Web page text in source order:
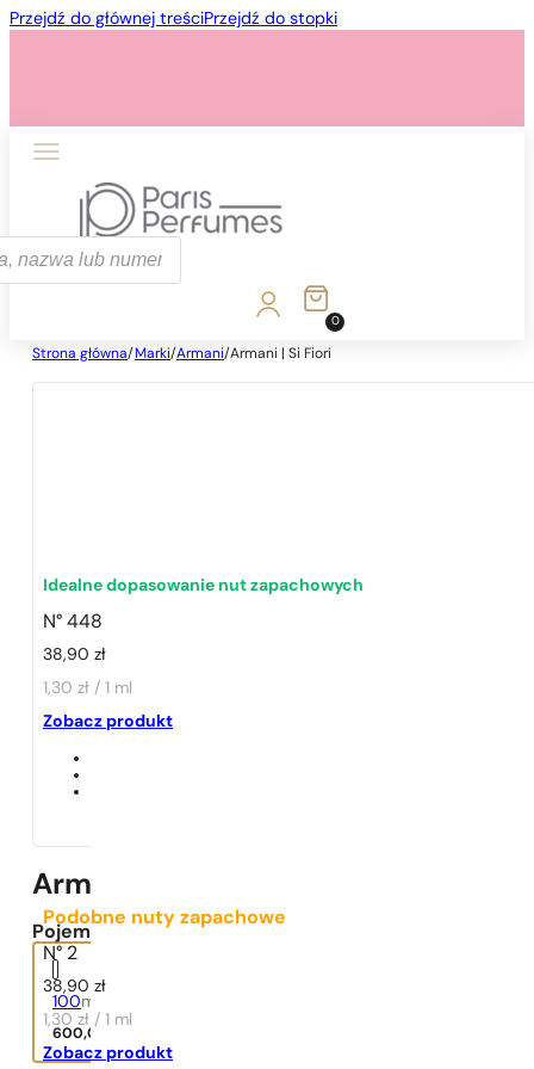
Przejdź do głównej treściPrzejdź do stopki
1 - 3 szt.
0
Strona główna/ Marki/Armani/Armani | Si Fiori
Idealne dopasowanie nut zapachowych
N° 448
38,90zł
1,30 zł / 1 ml
Zobacz produkt
Podobne nuty zapachowe
N° 2
38,90zł
1,30 zł / 1 ml
Zobacz produkt
Armani | Si Fiori
Pojemność:
100ml
600,00